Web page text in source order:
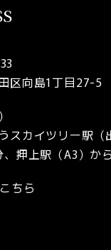
区向島1丁目27-5
スカイツリー駅（
、押上駅（A3）か
ちら